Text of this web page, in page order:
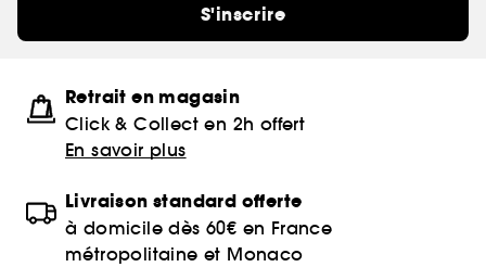
S'inscrire
Retrait en magasin
Click & Collect en 2h offert
En savoir plus
Livraison standard offerte
à domicile dès 60€ en France
métropolitaine et Monaco